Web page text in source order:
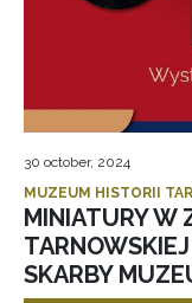
30 october, 2024
MUZEUM HISTORII
MINIATURY W
SKARBY